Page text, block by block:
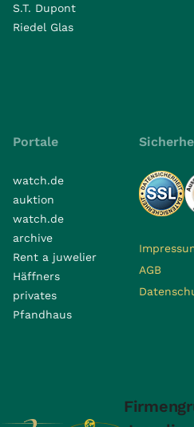
S.T. Dupont
Riedel Glas
Portale
watch.de
auktion
watch.de
archive
Rent a juwelier
Häffners
privates
Pfandhaus
AGB